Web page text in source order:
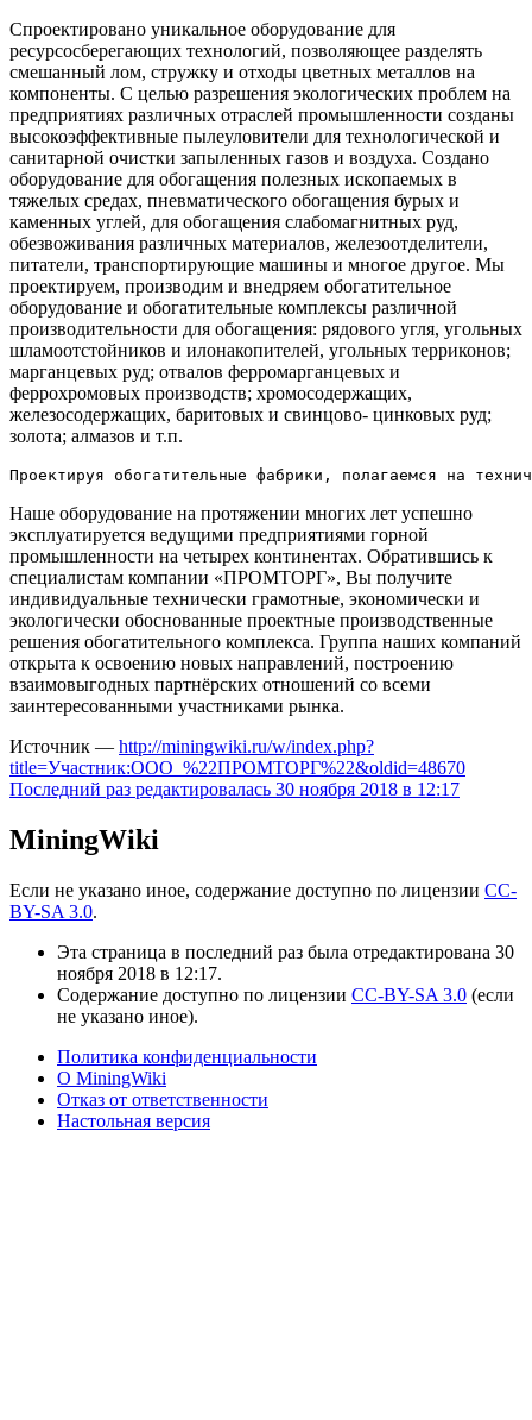
Спроектировано уникальное оборудование для
ресурсосберегающих технологий, позволяющее разделять
смешанный лом, стружку и отходы цветных металлов на
компоненты. С целью разрешения экологических проблем на
предприятиях различных отраслей промышленности созданы
высокоэффективные пылеуловители для технологической и
санитарной очистки запыленных газов и воздуха. Создано
оборудование для обогащения полезных ископаемых в
тяжелых средах, пневматического обогащения бурых и
каменных углей, для обогащения слабомагнитных руд,
обезвоживания различных материалов, железоотделители,
питатели, транспортирующие машины и многое другое. Мы
проектируем, производим и внедряем обогатительное
оборудование и обогатительные комплексы различной
производительности для обогащения: рядового угля, угольных
шламоотстойников и илонакопителей, угольных терриконов;
марганцевых руд; отвалов ферромарганцевых и
феррохромовых производств; хромосодержащих,
железосодержащих, баритовых и свинцово- цинковых руд;
золота; алмазов и т.п.
Наше оборудование на протяжении многих лет успешно
эксплуатируется ведущими предприятиями горной
промышленности на четырех континентах. Обратившись к
специалистам компании «ПРОМТОРГ», Вы получите
индивидуальные технически грамотные, экономически и
экологически обоснованные проектные производственные
решения обогатительного комплекса. Группа наших компаний
открыта к освоению новых направлений, построению
взаимовыгодных партнёрских отношений со всеми
заинтересованными участниками рынка.
Источник — http://miningwiki.ru/w/index.php?
title=Участник:ООО_%22ПРОМТОРГ%22&oldid=48670
Последний раз редактировалась 30 ноября 2018 в 12:17
MiningWiki
Если не указано иное, содержание доступно по лицензии CC-
BY-SA 3.0.
Эта страница в последний раз была отредактирована 30
ноября 2018 в 12:17.
Содержание доступно по лицензии CC-BY-SA 3.0 (если
не указано иное).
Политика конфиденциальности
О MiningWiki
Отказ от ответственности
Настольная версия